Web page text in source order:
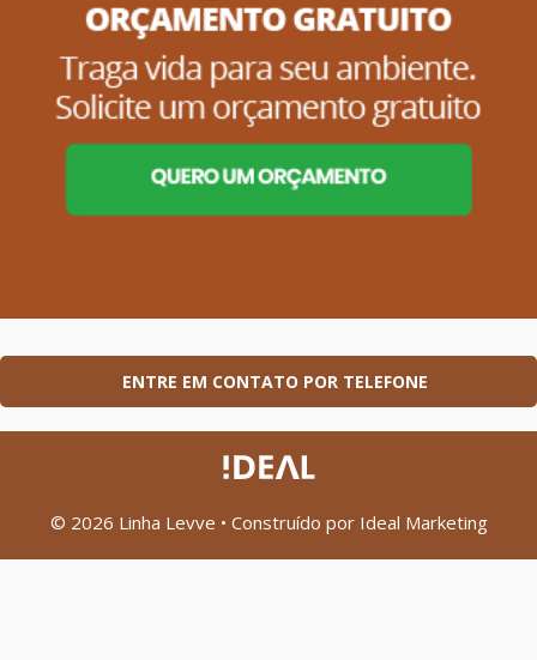
ENTRE EM CONTATO POR TELEFONE
© 2026 Linha Levve • Construído por Ideal Marketing